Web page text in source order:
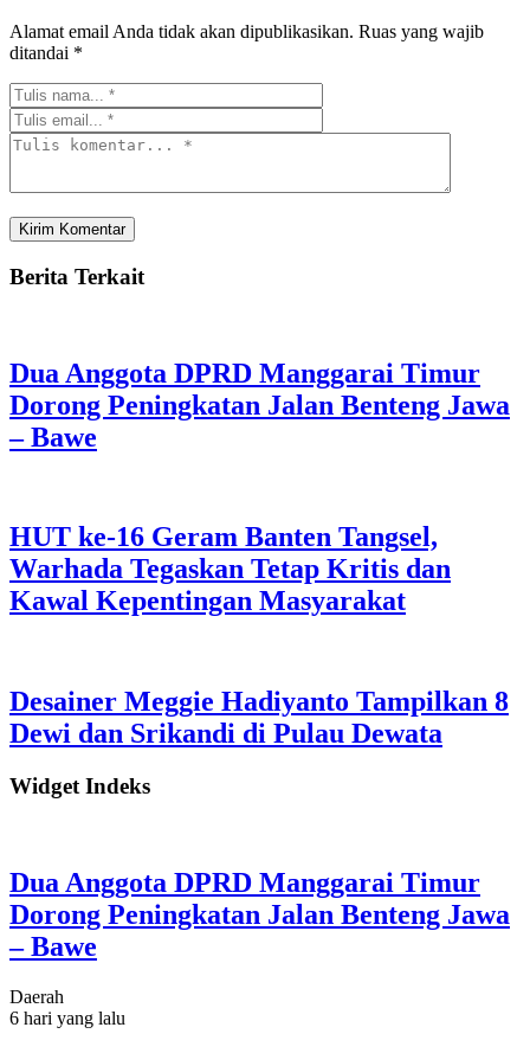
Alamat email Anda tidak akan dipublikasikan. Ruas yang wajib
ditandai *
Berita Terkait
Dua Anggota DPRD Manggarai Timur
Dorong Peningkatan Jalan Benteng Jawa
– Bawe
HUT ke-16 Geram Banten Tangsel,
Warhada Tegaskan Tetap Kritis dan
Kawal Kepentingan Masyarakat
Desainer Meggie Hadiyanto Tampilkan 8
Dewi dan Srikandi di Pulau Dewata
Widget Indeks
Dua Anggota DPRD Manggarai Timur
Dorong Peningkatan Jalan Benteng Jawa
– Bawe
Daerah
6 hari yang lalu